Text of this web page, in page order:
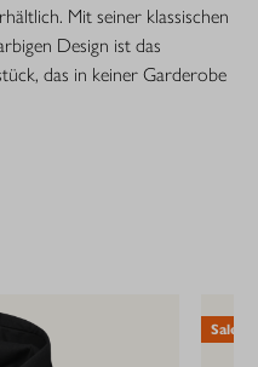
Mit seiner klassischen
Design ist das
das in keiner Garderobe
Sale